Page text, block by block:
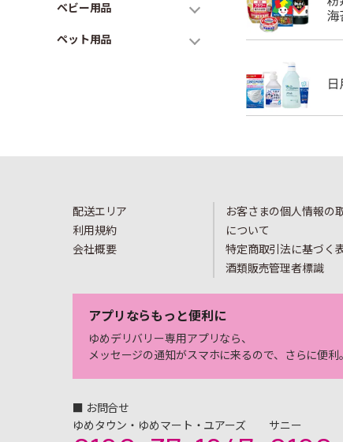
ベビー用品
ペット用品
配送エリア
利用規約
会社概要
お客さまの個人情報の
について
特定商取引法に基づく
酒類販売管理者標識
アプリならもっと便利に
ゆめデリバリー専用アプリなら、
メッセージの通知がスマホに来るので、さらに便利。
■ お問合せ
ゆめタウン・ゆめマート・ユアーズ
サニー